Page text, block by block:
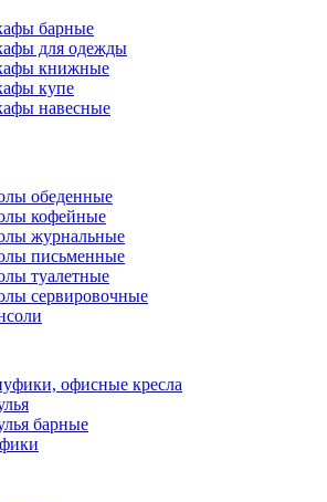
барные
для одежды
книжные
купе
навесные
обеденные
кофейные
журнальные
письменные
туалетные
сервировочные
офисные кресла
барные